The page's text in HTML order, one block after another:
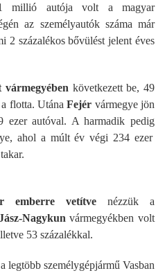
millió autója volt a magyar
az személyautók száma már
2 százalékos bővülést jelent éves
vármegyében következett be, 49
a flotta. UtánaFejér vármegye jön
ezer autóval. A harmadik pedig
ahol a múlt év végi 234 ezer
emberre vetítve nézzük a
Nagykunvármegyékben volt
53 százalékkal.
legtöbb személygépjármű Vasban